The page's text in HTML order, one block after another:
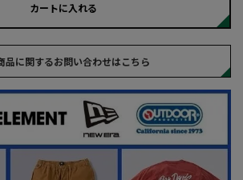
カートに入れる
品に関するお問い合わせはこちら